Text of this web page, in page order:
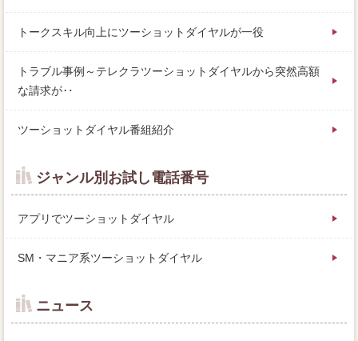
トークスキル向上にツーショットダイヤルが一役
トラブル事例～テレクラツーショットダイヤルから突然高額
な請求が‥
ツーショットダイヤル番組紹介
ジャンル別お試し電話番号
アプリでツーショットダイヤル
SM・マニア系ツーショットダイヤル
ニュース